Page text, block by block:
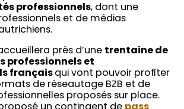
professionnels, dont une
et de médias
près d’une trentaine de
professionnels et
français qui vont pouvoir profiter
de réseautage B2B et de
proposés sur place.